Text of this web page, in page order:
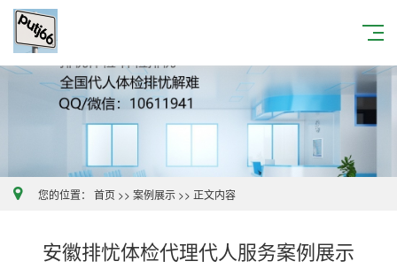
您的位置： 首页 >> 案例展示 >> 正文内容
安徽排忧体检代理代人服务案例展示